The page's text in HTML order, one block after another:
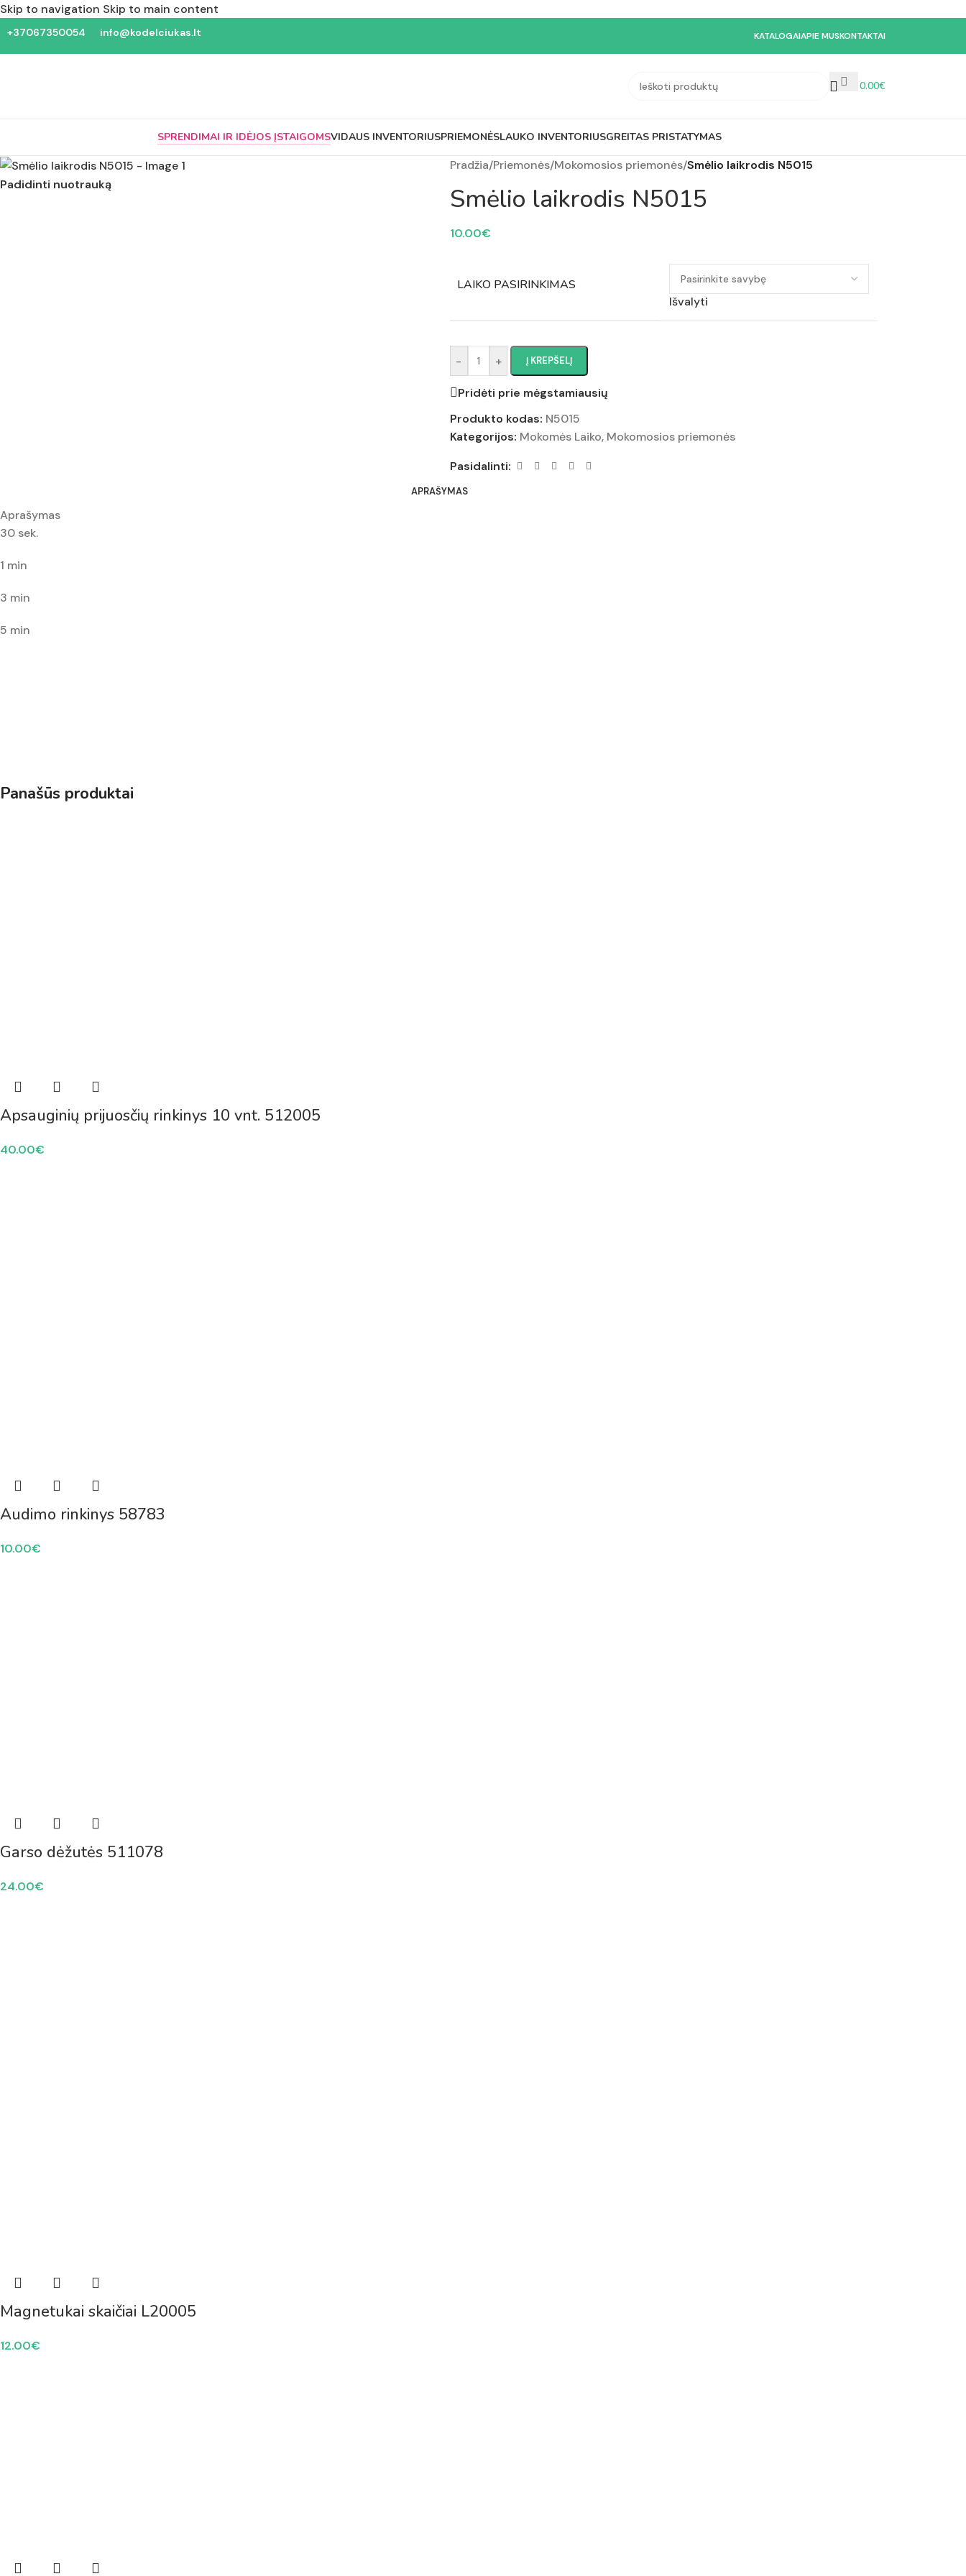
Skip to navigation Skip to main content
+37067350054 info@kodelciukas.lt KATALOGAIAPIE MUSKONTAKTAI
0.00€
SPRENDIMAI IR IDĖJOS ĮSTAIGOMSVIDAUS INVENTORIUSPRIEMONĖSLAUKO INVENTORIUSGREITAS PRISTATYMAS
Padidinti nuotrauką
Pradžia/Priemonės/Mokomosios priemonės/Smėlio laikrodis N5015
Smėlio laikrodis N5015
10.00€
LAIKO PASIRINKIMAS
Išvalyti
- + Į KREPŠELĮ
Pridėti prie mėgstamiausių
Produkto kodas: N5015
Kategorijos: Mokomės Laiko, Mokomosios priemonės
Pasidalinti:
APRAŠYMAS
Aprašymas
30 sek.
1 min
3 min
5 min
Panašūs produktai
Apsauginių prijuosčių rinkinys 10 vnt. 512005
40.00€
Audimo rinkinys 58783
10.00€
Garso dėžutės 511078
24.00€
Magnetukai skaičiai L20005
12.00€